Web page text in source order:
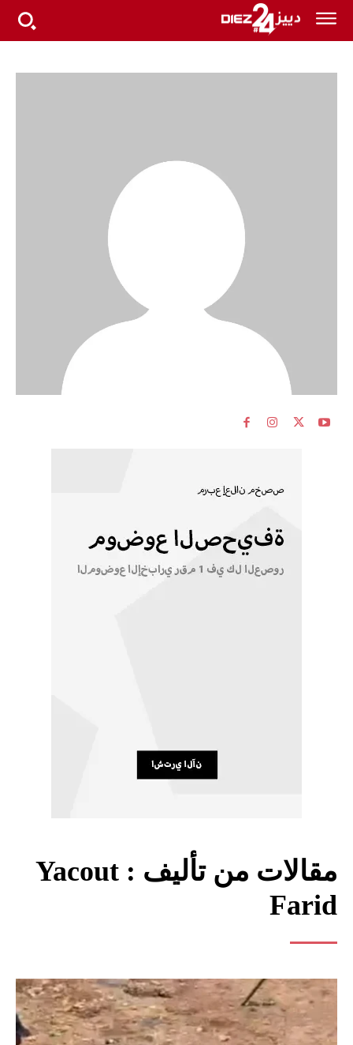
مقالات من تأليف : Yacout
Farid